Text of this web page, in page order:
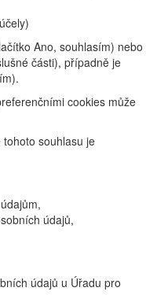
Ano, souhlasím) nebo
části), případně je
cookies může
souhlasu je
údajů,
údajů u Úřadu pro